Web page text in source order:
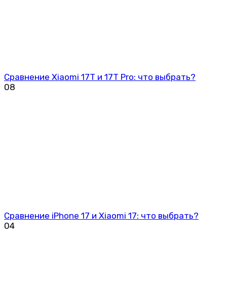
Сравнение Xiaomi 17T и 17T Pro: что выбрать?
08
Сравнение iPhone 17 и Xiaomi 17: что выбрать?
04